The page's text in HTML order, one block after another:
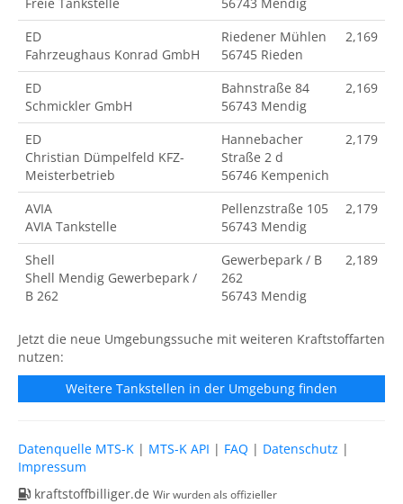
ED
Fahrzeughaus Konrad GmbH
Riedener Mühlen
56745 Rieden
2,169
ED
Schmickler GmbH
Bahnstraße 84
56743 Mendig
2,169
ED
Christian Dümpelfeld KFZ-
Meisterbetrieb
Hannebacher
Straße 2 d
56746 Kempenich
2,179
AVIA
AVIA Tankstelle
Pellenzstraße 105
56743 Mendig
2,179
Shell
Shell Mendig Gewerbepark /
B 262
Gewerbepark / B
262
56743 Mendig
2,189
Jetzt die neue Umgebungssuche mit weiteren Kraftstoffarten
nutzen:
Weitere Tankstellen in der Umgebung finden
Datenquelle MTS-K | MTS-K API | FAQ | Datenschutz |
Impressum
kraftstoffbilliger.de Wir wurden als offizieller